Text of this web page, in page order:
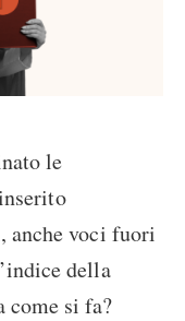
le
anche voci fuori
della
come si fa?